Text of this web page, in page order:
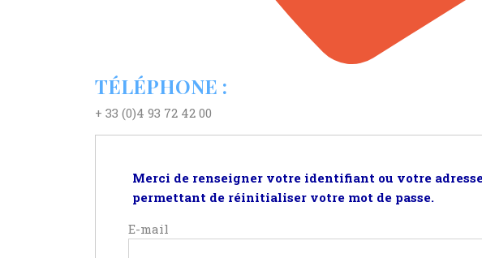
TÉLÉPHONE :
+ 33 (0)4 93 72 42 00
Merci de renseigner votre identifiant ou votre
permettant de réinitialiser votre mot de passe.
E-mail